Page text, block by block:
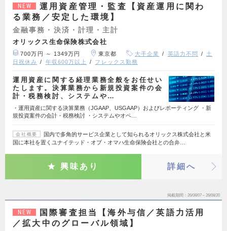
NEW
運用資産管理・監査【資産運用に関わ
る業務／安定した環境】
金融事務・決済・計理・主計
オリックス生命保険株式会社
700万円 ～ 1349万円 東京都 大手企業 英語力不問
土
日祝休み
年収600万以上 フレックス勤務
運用資産に関する経理業務全般をお任せい
たします。決算業務から新規投資案件の会
計・税務検討、システムや…
・運用資産に関する決算業務（JGAAP、USGAAP）およびレポーティング ・新
規投資案件の会計・税務検討 ・システムやオペ…
会社概要
国内で多角的サービス企業として知られるオリックス株式会社と米
国に本社を置くユナイテッド・オブ・オマハ生命保険会社との合弁…
興味あり 詳細へ
掲載期間 26/08/07～26/08/20
NEW
国際審査担当【海外与信／英語力活用
／拡大中のグローバル領域】